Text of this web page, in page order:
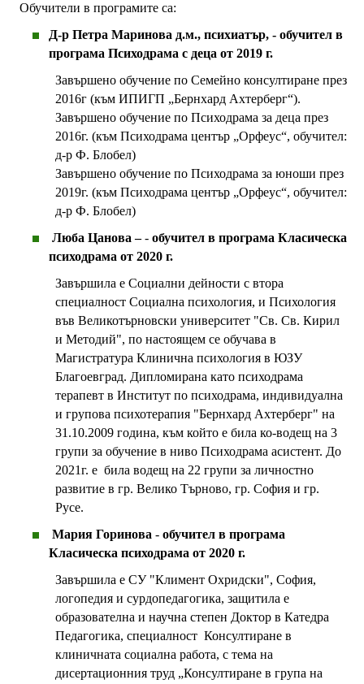
Обучители в програмите са:
Д-р Петра Маринова д.м., психиатър, - обучител в
програма Психодрама с деца от 2019 г.
Завършено обучение по Семейно консултиране през
2016г (към ИПИГП „Бернхард Ахтерберг“).
Завършено обучение по Психодрама за деца през
2016г. (към Психодрама център „Орфеус“, обучител:
д-р Ф. Блобел)
Завършено обучение по Психодрама за юноши през
2019г. (към Психодрама център „Орфеус“, обучител:
д-р Ф. Блобел)
Люба Цанова –- обучител в програма Класическа
психодрама от 2020 г.
Завършила е Социални дейности с втора
специалност Социална психология, и Психология
във Великотърновски университет "Св. Св. Кирил
и Методий", по настоящем се обучава в
Магистратура Клинична психология в ЮЗУ
Благоевград. Дипломирана като психодрама
терапевт в Институт по психодрама, индивидуална
и групова психотерапия "Бернхард Ахтерберг" на
31.10.2009 година, към който е била ко-водещ на 3
групи за обучение в ниво Психодрама асистент. До
2021г. е била водещ на 22 групи за личностно
развитие в гр. Велико Търново, гр. София и гр.
Русе.
Мария Горинова - обучител в програма
Класическа психодрама от 2020 г.
Завършила е СУ "Климент Охридски", София,
логопедия и сурдопедагогика, защитила е
образователна и научна степен Доктор в Катедра
Педагогика, специалност Консултиране в
клиничната социална работа, с тема на
дисертационния труд „Консултиране в група на